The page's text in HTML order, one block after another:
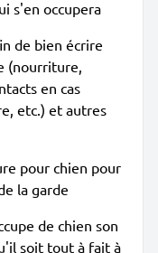
s'en occupera
de bien écrire
(nourriture,
en cas
etc.) et autres
pour chien pour
la garde
de chien son
soit tout à fait à